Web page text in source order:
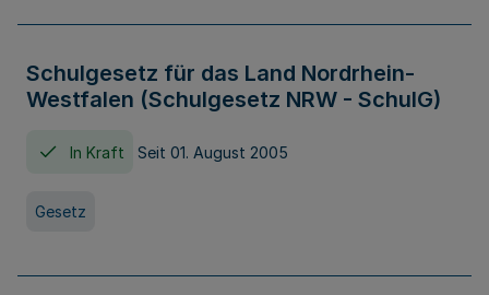
Schulgesetz für das Land Nordrhein-
Westfalen (Schulgesetz NRW - SchulG)
In Kraft Seit 01. August 2005
Gesetz